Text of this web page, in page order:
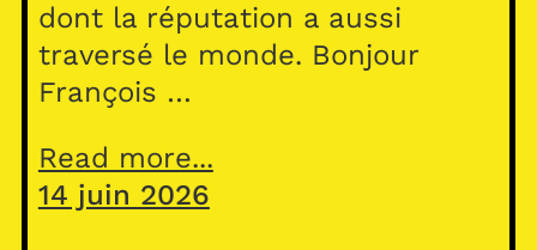
dont la réputation a aussi
traversé le monde. Bonjour
François …
Read more...
14 juin 2026